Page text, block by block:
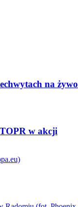
na żywo
w akcji